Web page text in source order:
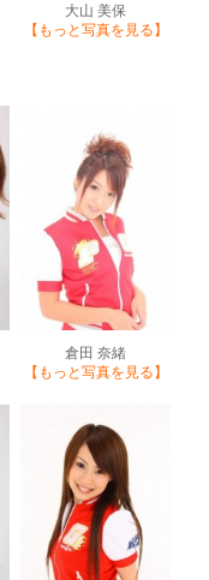
大山 美保
【もっと写真を見る】
倉田 奈緒
【もっと写真を見る】